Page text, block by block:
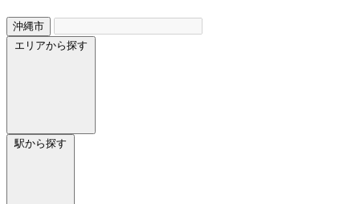
沖縄市
エリアから探す
駅から探す